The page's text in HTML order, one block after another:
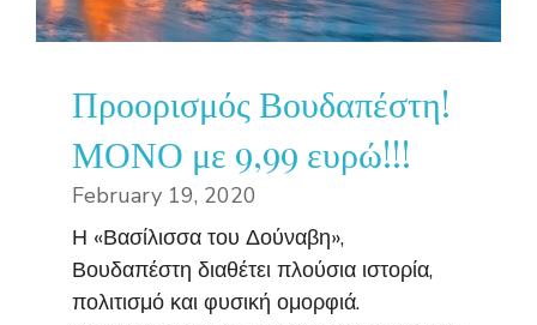
Προορισμός Βουδαπέστη!
ΜΟΝΟ με 9,99 ευρώ!!!
February 19, 2020
Η «Βασίλισσα του Δούναβη»,
Βουδαπέστη διαθέτει πλούσια ιστορία,
πολιτισμό και φυσική ομορφιά.